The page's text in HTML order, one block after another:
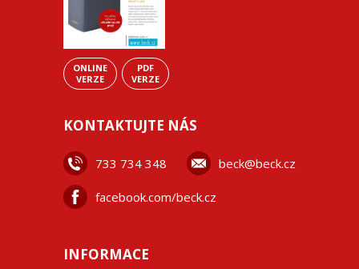
ONLINE
VERZE
PDF
VERZE
KONTAKTUJTE NÁS
733 734 348 beck@beck.cz
facebook.com/beck.cz
INFORMACE